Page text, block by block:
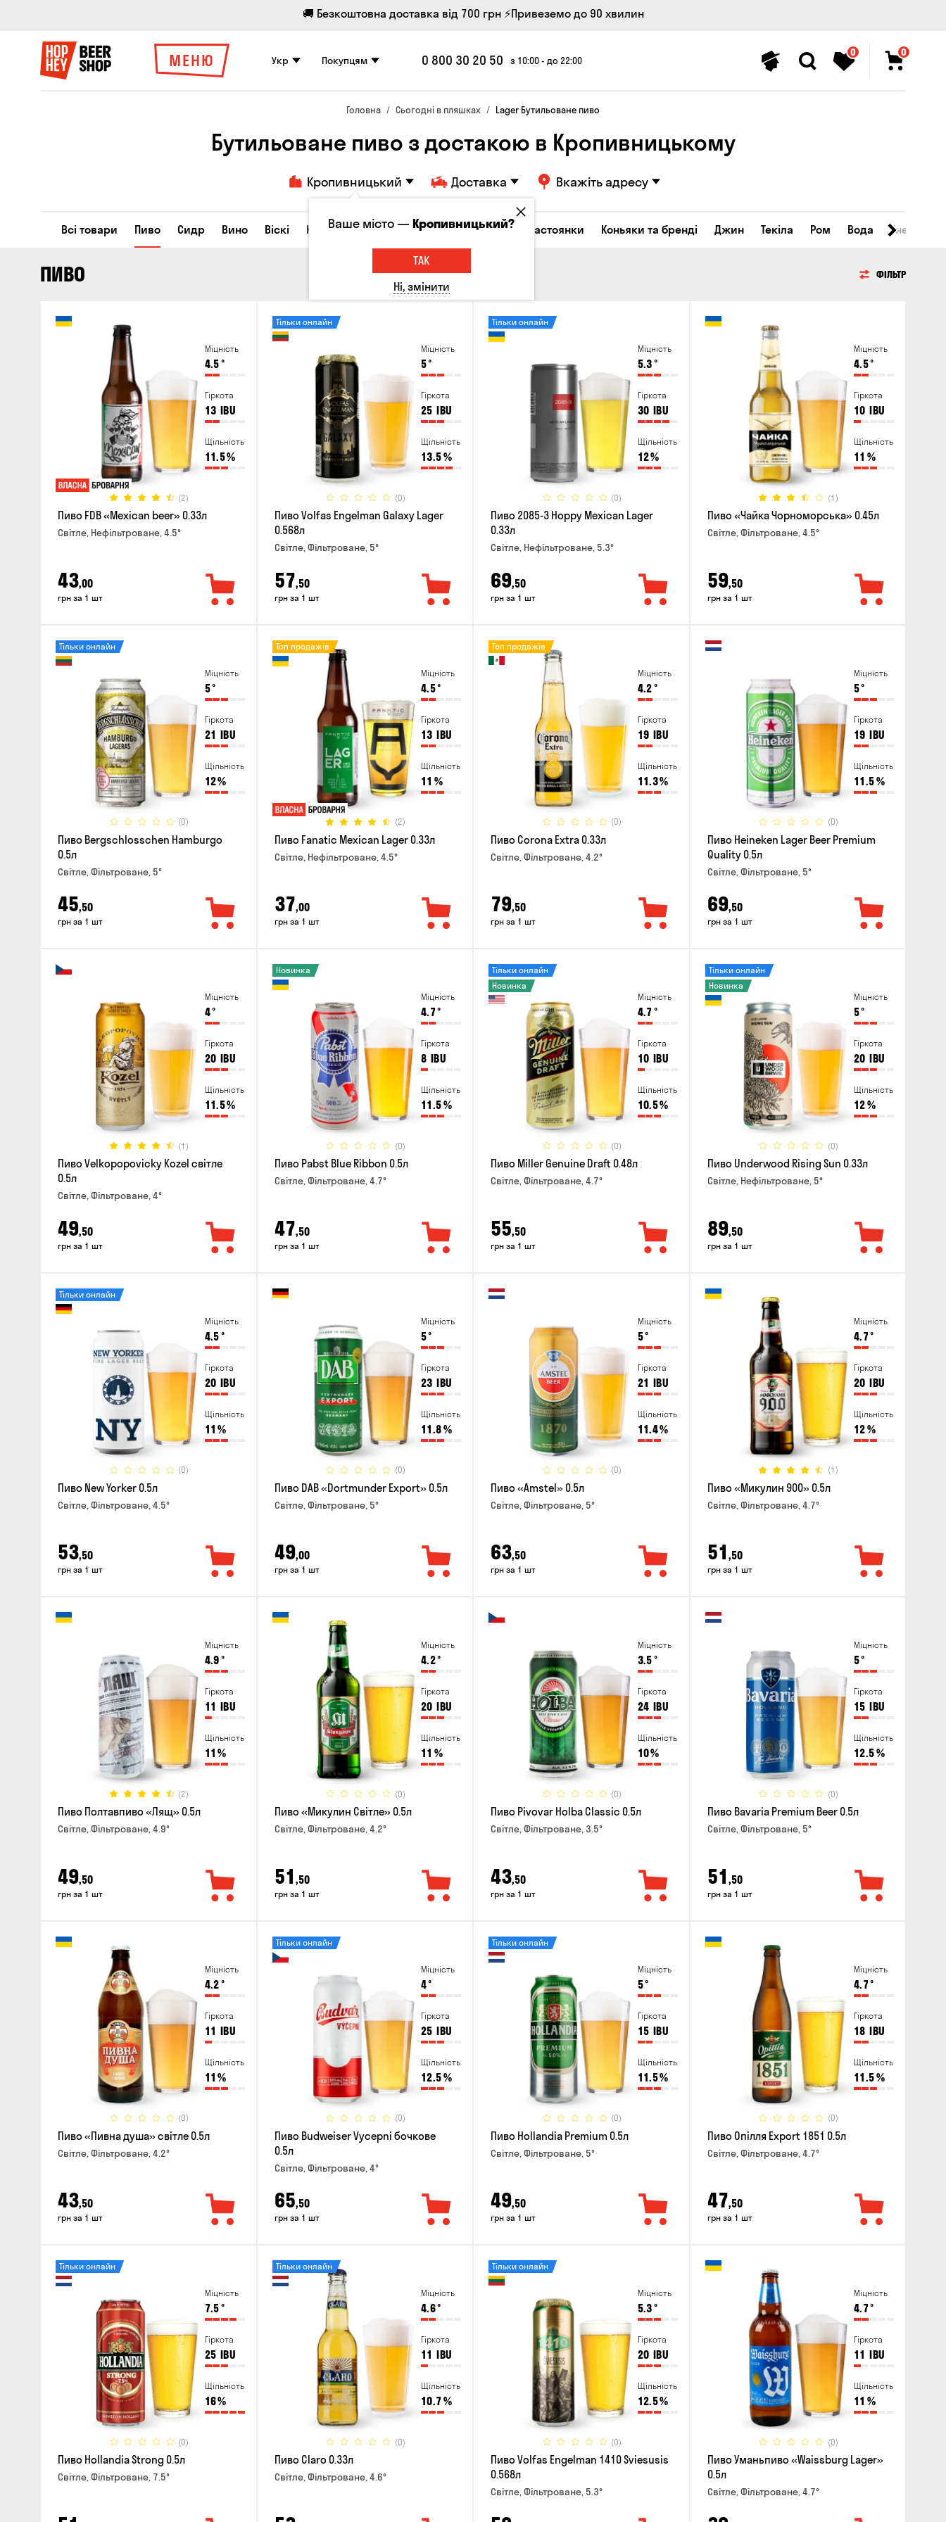
🚚 Безкоштовна доставка від 700 грн ⚡Привеземо до 90 хвилин
МЕНЮ Укр Покупцям 0 800 30 20 50 з 10:00 - до 22:00
0 0
Головна Сьогодні в пляшках Lager Бутильоване пиво
Бутильоване пиво з достакою в Кропивницькому
Кропивницький Доставка Вкажіть адресу
Всі товари Пиво Сидр Вино Віскі Коктейлі Горілка Соджу Лікери та настоянки Коньяки та бренді Джин Текіла Ром Вода
ПИВО ФІЛЬТР
Міцність
4.5°
Гіркота
13 IBU
Щільність
11.5%
(2)
Пиво FDB «Mexican beer» 0.33л
Світле, Нефільтроване, 4.5°
43,00
грн за 1 шт
Міцність
5°
Гіркота
25 IBU
Щільність
13.5%
(0)
Тільки онлайн
Пиво Volfas Engelman Galaxy Lager
0.568л
Світле, Фільтроване, 5°
57,50
грн за 1 шт
Міцність
5.3°
Гіркота
30 IBU
Щільність
12%
(0)
Тільки онлайн
Пиво 2085-3 Hoppy Mexican Lager
0.33л
Світле, Нефільтроване, 5.3°
69,50
грн за 1 шт
Міцність
4.5°
Гіркота
10 IBU
Щільність
11 %
(1)
Пиво «Чайка Чорноморська» 0.45л
Світле, Фільтроване, 4.5°
59,50
грн за 1 шт
Міцність
5°
Гіркота
21 IBU
Щільність
12%
(0)
Тільки онлайн
Пиво Bergschlosschen Hamburgo
0.5л
Світле, Фільтроване, 5°
45,50
грн за 1 шт
Міцність
4.5°
Гіркота
13 IBU
Щільність
11 %
(2)
Топ продажів
Пиво Fanatic Mexican Lager 0.33л
Світле, Нефільтроване, 4.5°
37,00
грн за 1 шт
Міцність
4.2°
Гіркота
19 IBU
Щільність
11.3%
(0)
Топ продажів
Пиво Corona Extra 0.33л
Світле, Фільтроване, 4.2°
79,50
грн за 1 шт
Міцність
5°
Гіркота
19 IBU
Щільність
11.5%
(0)
Пиво Heineken Lager Beer Premium
Quality 0.5л
Світле, Фільтроване, 5°
69,50
грн за 1 шт
Міцність
4°
Гіркота
20 IBU
Щільність
11.5%
(1)
Пиво Velkopopovicky Kozel світле
0.5л
Світле, Фільтроване, 4°
49,50
грн за 1 шт
Міцність
4.7°
Гіркота
8 IBU
Щільність
11.5%
(0)
Новинка
Пиво Pabst Blue Ribbon 0.5л
Світле, Фільтроване, 4.7°
47,50
грн за 1 шт
Міцність
4.7°
Гіркота
10 IBU
Щільність
10.5%
(0)
Тільки онлайн
Новинка
Пиво Miller Genuine Draft 0.48л
Світле, Фільтроване, 4.7°
55,50
грн за 1 шт
Міцність
5°
Гіркота
20 IBU
Щільність
12%
(0)
Тільки онлайн
Новинка
Пиво Underwood Rising Sun 0.33л
Світле, Нефільтроване, 5°
89,50
грн за 1 шт
Міцність
4.5°
Гіркота
20 IBU
Щільність
11 %
(0)
Тільки онлайн
Пиво New Yorker 0.5л
Світле, Фільтроване, 4.5°
53,50
грн за 1 шт
Міцність
5°
Гіркота
23 IBU
Щільність
11.8%
(0)
Пиво DAB «Dortmunder Export» 0.5л
Світле, Фільтроване, 5°
49,00
грн за 1 шт
Міцність
5°
Гіркота
21 IBU
Щільність
11.4%
(0)
Пиво «Amstel» 0.5л
Світле, Фільтроване, 5°
63,50
грн за 1 шт
Міцність
4.7°
Гіркота
20 IBU
Щільність
12%
(1)
Пиво «Микулин 900» 0.5л
Світле, Фільтроване, 4.7°
51 ,50
грн за 1 шт
Міцність
4.9°
Гіркота
11 IBU
Щільність
11 %
(2)
Пиво Полтавпиво «Лящ» 0.5л
Світле, Фільтроване, 4.9°
49,50
грн за 1 шт
Міцність
4.2°
Гіркота
20 IBU
Щільність
11 %
(0)
Пиво «Микулин Світле» 0.5л
Світле, Фільтроване, 4.2°
51 ,50
грн за 1 шт
Міцність
3.5°
Гіркота
24 IBU
Щільність
10%
(0)
Пиво Pivovar Holba Classic 0.5л
Світле, Фільтроване, 3.5°
43,50
грн за 1 шт
Міцність
5°
Гіркота
15 IBU
Щільність
12.5%
(0)
Пиво Bavaria Premium Beer 0.5л
Світле, Фільтроване, 5°
51 ,50
грн за 1 шт
Міцність
4.2°
Гіркота
11 IBU
Щільність
11 %
(0)
Пиво «Пивна душа» світле 0.5л
Світле, Фільтроване, 4.2°
43,50
грн за 1 шт
Міцність
4°
Гіркота
25 IBU
Щільність
12.5%
(0)
Тільки онлайн
Пиво Budweiser Vycepni бочкове
0.5л
Світле, Фільтроване, 4°
65,50
грн за 1 шт
Міцність
5°
Гіркота
15 IBU
Щільність
11.5%
(0)
Тільки онлайн
Пиво Hollandia Premium 0.5л
Світле, Фільтроване, 5°
49,50
грн за 1 шт
Міцність
4.7°
Гіркота
18 IBU
Щільність
11.5%
(0)
Пиво Опілля Export 1851 0.5л
Світле, Фільтроване, 4.7°
47,50
грн за 1 шт
Міцність
7.5°
Гіркота
25 IBU
Щільність
16%
(0)
Тільки онлайн
Пиво Hollandia Strong 0.5л
Світле, Фільтроване, 7.5°
Міцність
4.6°
Гіркота
11 IBU
Щільність
10.7%
(0)
Тільки онлайн
Пиво Claro 0.33л
Світле, Фільтроване, 4.6°
Міцність
5.3°
Гіркота
20 IBU
Щільність
12.5%
(0)
Тільки онлайн
Пиво Volfas Engelman 1410 Sviesusis
0.568л
Світле, Фільтроване, 5.3°
Міцність
4.7°
Гіркота
11 IBU
Щільність
11 %
(0)
Пиво Уманьпиво «Waissburg Lager»
0.5л
Світле, Фільтроване, 4.7°
Ваше місто —Кропивницький?
ТАК
Ні, змінити